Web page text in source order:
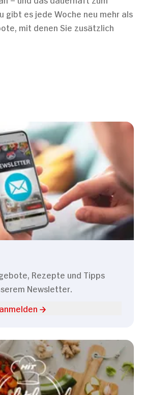
gibt es jede Woche neu mehr als
mit denen Sie zusätzlich
Rezepte und Tipps
Newsletter.